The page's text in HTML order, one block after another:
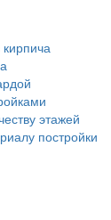
этажей
постройки